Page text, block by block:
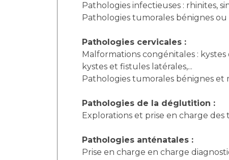
Pathologies infectieuses : rhinites,
Pathologies tumorales bénignes ou
Pathologies cervicales :
Malformations congénitales :
kystes et fistules latérales,...
Pathologies tumorales bénignes et
Pathologies de la déglutition :
Explorations et prise en charge des
Pathologies anténatales :
Prise en charge en charge